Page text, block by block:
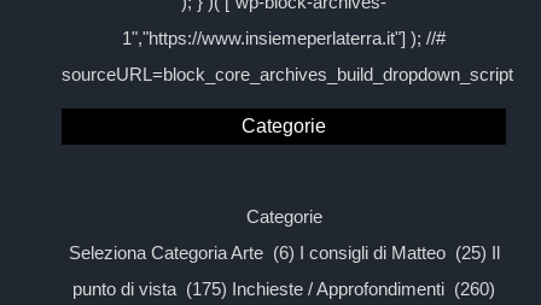
1","https://www.insiemeperlaterra.it"] ); //#
sourceURL=block_core_archives_build_dropdown_script
Categorie
Categorie
Seleziona Categoria Arte (6) I consigli di Matteo (25) Il
punto di vista (175) Inchieste / Approfondimenti (260)